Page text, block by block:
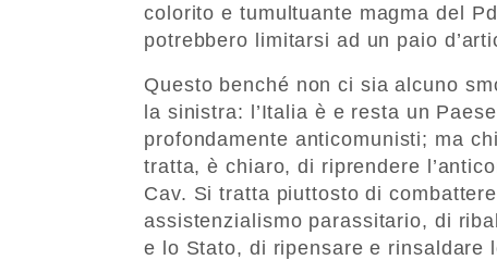
colorito e tumultuante magma del
potrebbero limitarsi ad un paio
Questo benché non ci sia alcuno
la sinistra: l’Italia è e resta un
profondamente anticomunisti; ma
tratta, è chiaro, di riprendere
Cav. Si tratta piuttosto di
assistenzialismo parassitario, di
e lo Stato, di ripensare e rinsaldare